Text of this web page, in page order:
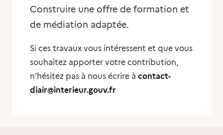
Construire une offre de formation et
de médiation adaptée.
Si ces travaux vous intéressent et que vous
souhaitez apporter votre contribution,
n’hésitez pas à nous écrire à contact-
diair@interieur.gouv.fr